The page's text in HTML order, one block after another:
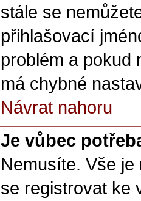
stále se
přihlašovací
problém a pokud
má chybné
Návrat nahoru
Je vůbec
Nemusíte. Vše
se registrovat ke